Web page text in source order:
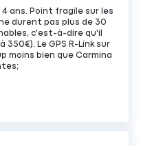
ans. Point fragile sur les
durent pas plus de 30
c'est-à-dire qu'il
Le GPS R-Link sur
moins bien que Carmina